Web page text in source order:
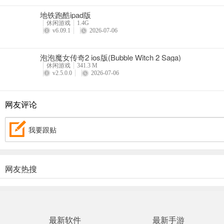
地铁跑酷ipad版
休闲游戏
1.4G
v6.09.1
2026-07-06
泡泡魔女传奇2 ios版(Bubble Witch 2 Saga)
休闲游戏
341.3 M
v2.5.0.0
2026-07-06
网友评论
我要跟贴
网友热搜
最新软件 最新手游